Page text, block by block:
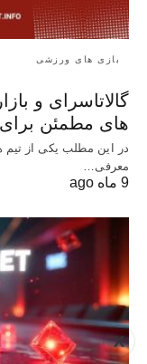
X
بازی های ورزشی
گالاتاسرای و
های مطمئن برای
در این مطلب یکی از تیم
معرفی…
9 ماه ago